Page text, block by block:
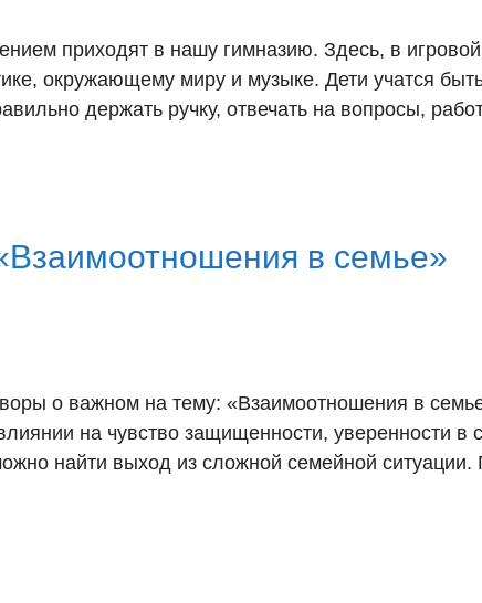
приходят в нашу гимназию. Здесь, в
окружающему миру и музыке. Дети учатся
держать ручку, отвечать на вопросы,
в семье»
о важном на тему: «Взаимоотношения в
на чувство защищенности, уверенности в
найти выход из сложной семейной